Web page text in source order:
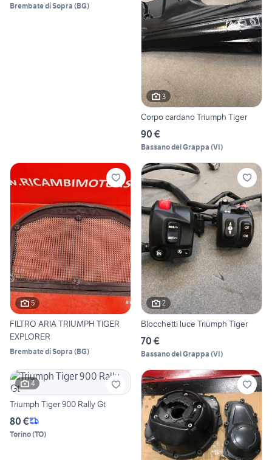
Brembate di Sopra (BG)
3
Corpo cardano Triumph Tiger
90 €
Bassano del Grappa (VI)
5
FILTRO ARIA TRIUMPH TIGER
EXPLORER
Brembate di Sopra (BG)
2
Blocchetti luce Triumph Tiger
70 €
Bassano del Grappa (VI)
4
Triumph Tiger 900 Rally Gt
80 €
Torino(TO)